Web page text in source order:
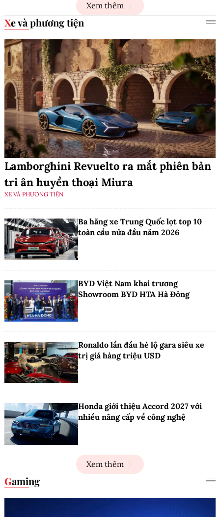
Xem thêm
Xe và phương tiện
Lamborghini Revuelto ra mắt phiên bản
tri ân huyền thoại Miura
XE VÀ PHƯƠNG TIỆN
Ba hãng xe Trung Quốc lọt top 10
toàn cầu nửa đầu năm 2026
BYD Việt Nam khai trương
Showroom BYD HTA Hà Đông
Ronaldo lần đầu hé lộ gara siêu xe
trị giá hàng triệu USD
Honda giới thiệu Accord 2027 với
nhiều nâng cấp về công nghệ
Xem thêm
Gaming